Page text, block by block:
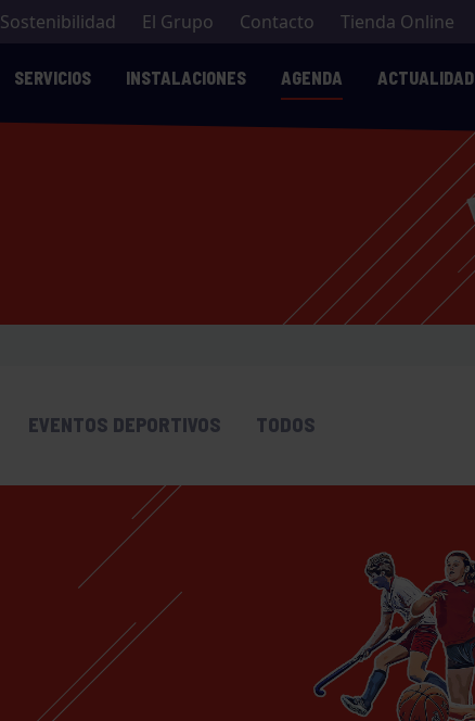
Sostenibilidad El Grupo Contacto Tienda Online
SERVICIOS INSTALACIONES AGENDA ACTUALIDAD
EVENTOS DEPORTIVOS TODOS